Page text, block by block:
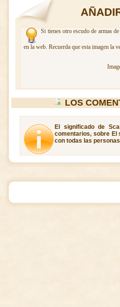
Si tienes otro escudo de armas
en la web. Recuerda que esta imagen la
LOS
El significado de
comentarios, sobre El
con todas las